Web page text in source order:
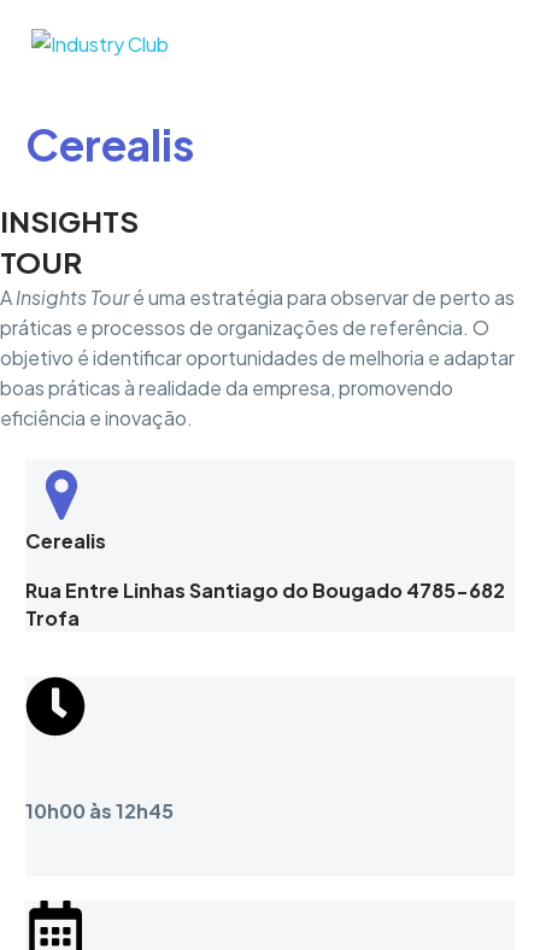
Insights
Cerealis
INSIGHTS
TOUR
AInsights Touré uma estratégia para observar de perto as
práticas e processos de organizações de referência. O
objetivo é identificar oportunidades de melhoria e adaptar
boas práticas à realidade da empresa, promovendo
eficiência e inovação.
Cerealis
Rua Entre Linhas Santiago do Bougado 4785-682
Trofa
10h00 às12h45